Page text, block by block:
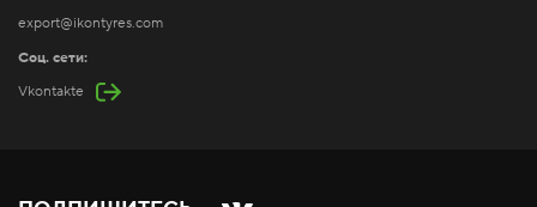
export@ikontyres.com
Соц. сети:
Vkontakte